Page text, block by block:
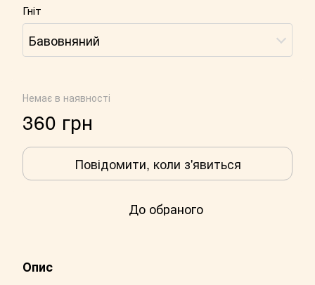
Гніт
Бавовняний
Немає в наявності
360 грн
Повідомити, коли з'явиться
До обраного
Опис